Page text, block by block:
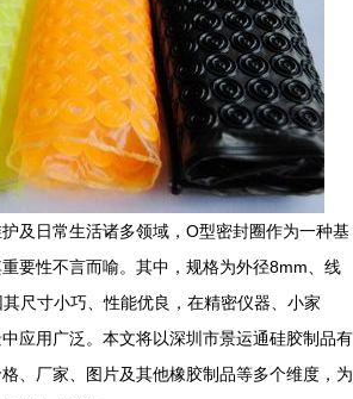
及日常生活诸多领域，O型密封圈作为一种基
要性不言而喻。其中，规格为外径8mm、线
尺寸小巧、性能优良，在精密仪器、小家
应用广泛。本文将以深圳市景运通硅胶制品有
、厂家、图片及其他橡胶制品等多个维度，为